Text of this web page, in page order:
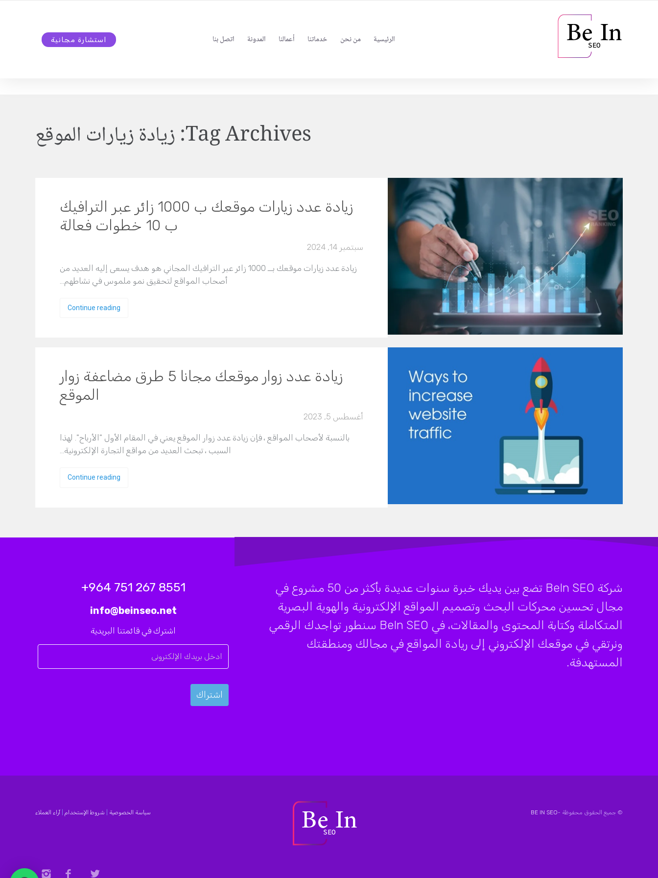
الرئيسية من نحن خدماتنا أعمالنا المدونة اتصل بنا استشارة مجانية
Tag Archives: زيادة زيارات الموقع
زيادة عدد زيارات موقعك ب 1000 زائر عبر الترافيك
ب 10 خطوات فعالة
سبتمبر 14, 2024
زيادة عدد زيارات موقعك بــ 1000 زائر عبر الترافيك المجاني هو هدف يسعى إليه العديد من
أصحاب المواقع لتحقيق نمو ملموس في نشاطهم…
Continue reading
زيادة عدد زوار موقعك مجانا 5 طرق مضاعفة زوار
الموقع
أغسطس 5, 2023
بالنسبة لأصحاب المواقع ، فإن زيادة عدد زوار الموقع يعني في المقام الأول "الأرباح". لهذا
السبب ، تبحث العديد من مواقع التجارة الإلكترونية…
Continue reading
شركة BeIn SEO تضع بين يديك خبرة سنوات عديدة بأكثر من 50 مشروع في
مجال تحسين محركات البحث وتصميم المواقع الإلكترونية والهوية البصرية
المتكاملة وكتابة المحتوى والمقالات، في BeIn SEO سنطور تواجدك الرقمي
ونرتقي في موقعك الإلكتروني إلى ريادة المواقع في مجالك ومنطقتك
المستهدفة.
8551 267 751 964+
info@beinseo.net
اشترك في قائمتنا البريدية
© جميع الحقوق محفوظة -BE IN SEO سياسة الخصوصية شروط الإستخدام آراء العملاء